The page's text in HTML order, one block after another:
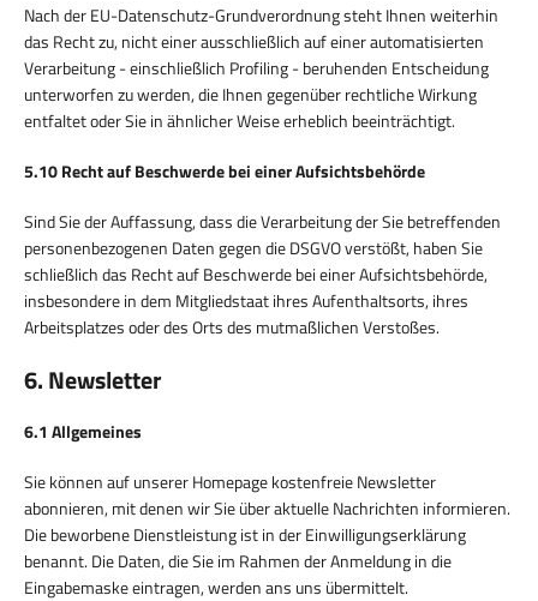
Nach der EU-Datenschutz-Grundverordnung steht Ihnen weiterhin
das Recht zu, nicht einer ausschließlich auf einer automatisierten
Verarbeitung - einschließlich Profiling - beruhenden Entscheidung
unterworfen zu werden, die Ihnen gegenüber rechtliche Wirkung
entfaltet oder Sie in ähnlicher Weise erheblich beeinträchtigt.
5.10 Recht auf Beschwerde bei einer Aufsichtsbehörde
Sind Sie der Auffassung, dass die Verarbeitung der Sie betreffenden
personenbezogenen Daten gegen die DSGVO verstößt, haben Sie
schließlich das Recht auf Beschwerde bei einer Aufsichtsbehörde,
insbesondere in dem Mitgliedstaat ihres Aufenthaltsorts, ihres
Arbeitsplatzes oder des Orts des mutmaßlichen Verstoßes.
6. Newsletter
6.1 Allgemeines
Sie können auf unserer Homepage kostenfreie Newsletter
abonnieren, mit denen wir Sie über aktuelle Nachrichten informieren.
Die beworbene Dienstleistung ist in der Einwilligungserklärung
benannt. Die Daten, die Sie im Rahmen der Anmeldung in die
Eingabemaske eintragen, werden ans uns übermittelt.